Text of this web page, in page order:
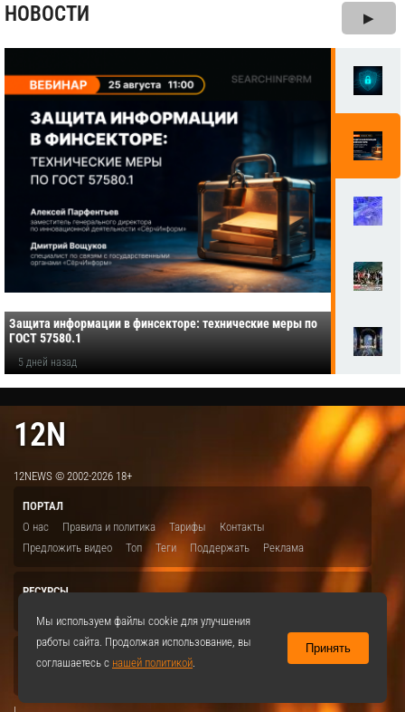
НОВОСТИ ▶
Защита информации в финсекторе: технические меры по
ГОСТ 57580.1
5 дней назад
12N
12NEWS © 2002-2026 18+
ПОРТАЛ
О нас
Правила и политика Тарифы
Контакты
Предложить видео
Топ Теги Поддержать Реклама
РЕСУРСЫ
Мы используем файлы cookie для улучшения
работы сайта. Продолжая использование, вы
соглашаетесь с нашей политикой.
Принять